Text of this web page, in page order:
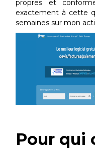
propres et
exactement à cette
semaines sur mon
Pour qui